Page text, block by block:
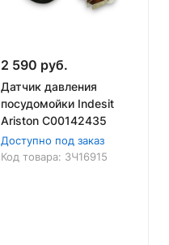
2 590 руб.
Датчик давления
посудомойки Indesit
Ariston C00142435
Доступно под заказ
Код товара: ЗЧ16915